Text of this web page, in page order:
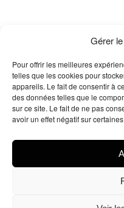
Gérer
Pour offrir les meilleures
telles que les cookies pour
appareils. Le fait de consentir à
des données telles que le
sur ce site. Le fait de ne pas
avoir un effet négatif sur
Me contacter
Facebook
X Instagram
LinkedIn
Arnaud Legue